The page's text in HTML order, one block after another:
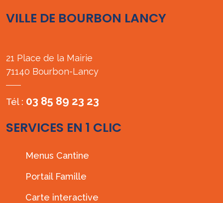
VILLE DE BOURBON LANCY
21 Place de la Mairie
71140 Bourbon-Lancy
Tél : 03 85 89 23 23
SERVICES EN 1 CLIC
Menus Cantine
Portail Famille
Carte interactive